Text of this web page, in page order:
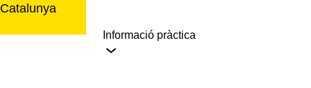
Informació pràctica